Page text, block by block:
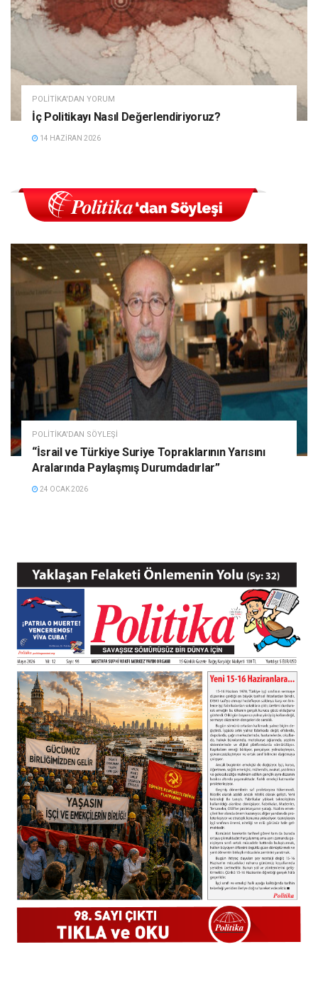
POLITIKA'DAN YORUM
İç Politikayı Nasıl Değerlendiriyoruz?
14 HAZIRAN 2026
POLITIKA'DAN SÖYLEŞI
“İsrail ve Türkiye Suriye Topraklarının Yarısını
Aralarında Paylaşmış Durumdadırlar”
24 OCAK 2026